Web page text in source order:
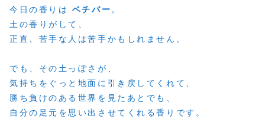
今日の香りは ベチバー 。
土の香りがして、
正直、苦手な人は苦手かもしれません。
でも、その土っぽさが、
気持ちをぐっと地面に引き戻してくれて、
勝ち負けのある世界を見たあとでも、
自分の足元を思い出させてくれる香りです。